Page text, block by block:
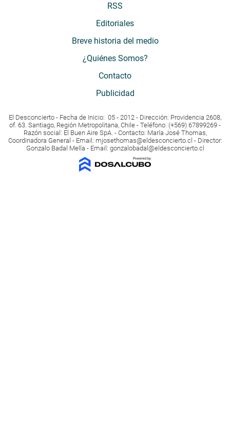
RSS
Editoriales
Breve historia del medio
¿Quiénes Somos?
Contacto
Publicidad
El Desconcierto - Fecha de Inicio: 05 - 2012 - Dirección: Providencia 2608,
of. 63. Santiago, Región Metropolitana, Chile - Teléfono: (+569) 67899269 -
Razón social: El Buen Aire SpA. - Contacto: María José Thomas,
Coordinadora General - Email: mjosethomas@eldesconcierto.cl - Director:
Gonzalo Badal Mella - Email: gonzalobadal@eldesconcierto.cl